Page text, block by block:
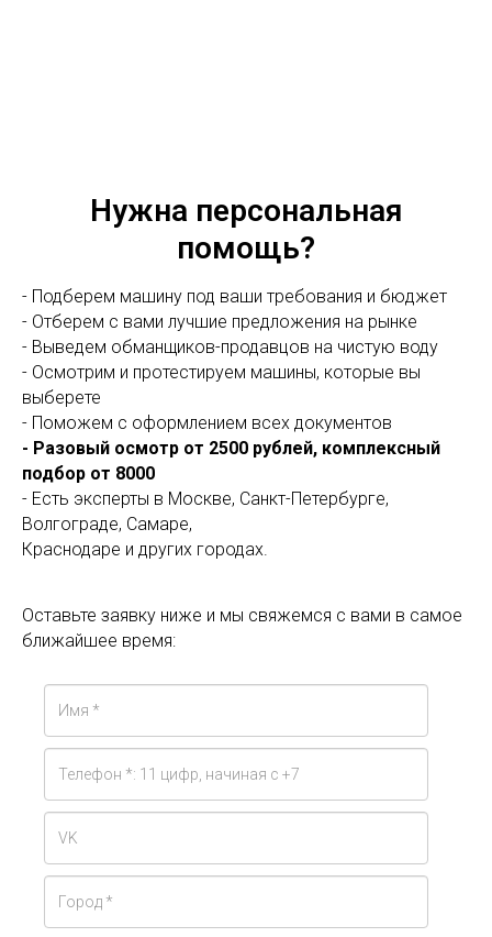
Нужна персональная
помощь?
- Подберем машину под ваши требования и бюджет
- Отберем с вами лучшие предложения на рынке
- Выведем обманщиков-продавцов на чистую воду
- Осмотрим и протестируем машины, которые вы
выберете
- Поможем с оформлением всех документов
- Разовый осмотр от 2500 рублей, комплексный
подбор от 8000
- Есть эксперты в Москве, Санкт-Петербурге,
Волгограде, Самаре,
Краснодаре и других городах.
Оставьте заявку ниже и мы свяжемся с вами в самое
ближайшее время: